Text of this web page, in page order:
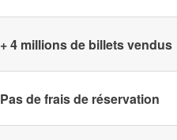
+ 4 millions de billets vendus
Pas de frais de réservation